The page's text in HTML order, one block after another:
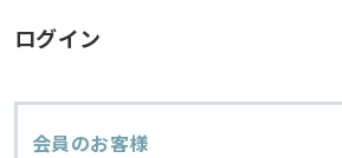
ログイン
会員のお客様